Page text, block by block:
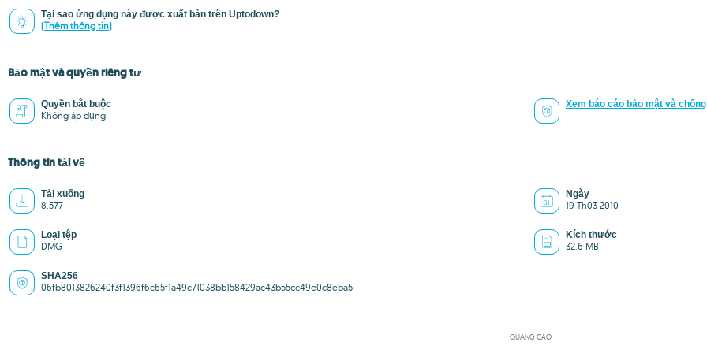
Tại sao ứng dụng này được xuất bản trên Uptodown?
(Thêm thông tin)
Bảo mật và quyền riêng tư
Quyền bắt buộc
Không áp dụng
Xem báo cáo bảo mật và
Thông tin tải về
Tải xuống
8.577
Ngày
19 Th03 2010
Loại tệp
DMG
Kích thước
32.6 MB
SHA256
06fb8013826240f3f1396f6c65f1a49c71038bb158429ac43b55cc49e0c8eba5
QUẢNG CÁO